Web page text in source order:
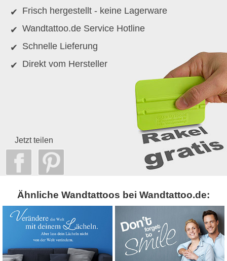
Frisch hergestellt - keine Lagerware
Wandtattoo.de Service Hotline
Schnelle Lieferung
Direkt vom Hersteller
Jetzt teilen
Ähnliche Wandtattoos bei Wandtattoo.de: